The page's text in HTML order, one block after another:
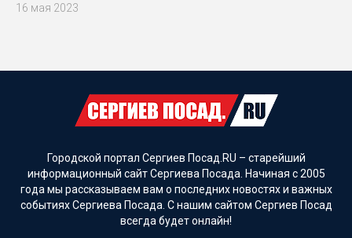
16 мая 2023
Городской портал Сергиев Посад.RU – старейший
информационный сайт Сергиева Посада. Начиная с 2005
года мы рассказываем вам о последних новостях и важных
событиях Сергиева Посада. С нашим сайтом Сергиев Посад
всегда будет онлайн!